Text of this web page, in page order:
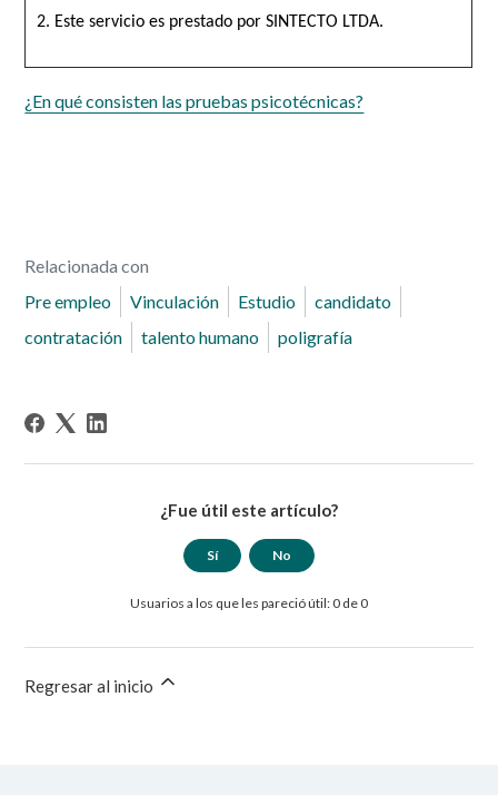
2. Este servicio es prestado por SINTECTO LTDA.
¿En qué consisten las pruebas psicotécnicas?
Relacionada con
Pre empleo
Vinculación Estudio
candidato
contratación
talento humano poligrafía
¿Fue útil este artículo?
Sí No
Usuarios a los que les pareció útil: 0 de 0
Regresar al inicio